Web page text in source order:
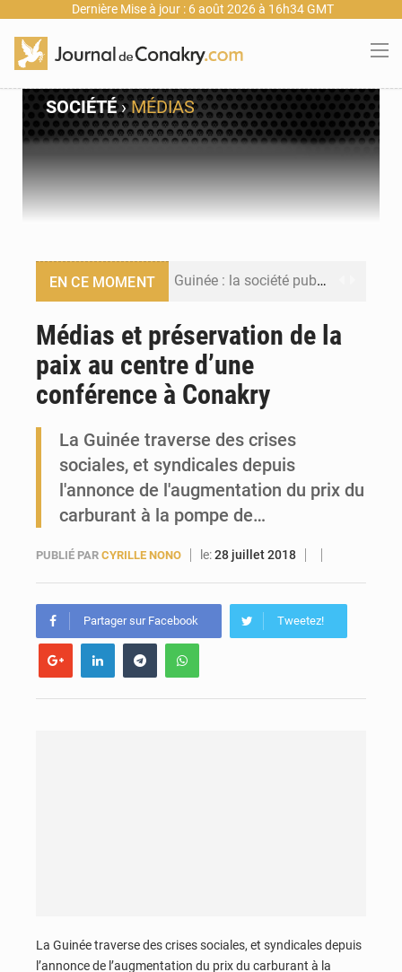
Dernière Mise à jour : 6 août 2026 à 16h34 GMT
SOCIÉTÉ›MÉDIAS
EN CE MOMENT Guinée : la société publique Nimba Mining Company signe sa première convention minière
Guinée : lancement du Club des financeurs pour faciliter l’accès des PME aux financements
Médias et préservation de la
paix au centre d’une
conférence à Conakry
La Guinée traverse des crises
sociales, et syndicales depuis
l'annonce de l'augmentation du prix du
carburant à la pompe de…
PUBLIÉ PAR CYRILLE NONO le:28 juillet 2018
Partager sur Facebook Tweetez!
La Guinée traverse des crises sociales, et syndicales depuis
l’annonce de l’augmentation du prix du carburant à la